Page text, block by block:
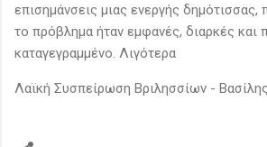
επισημάνσεις μιας ενεργής δημότισσας,
το πρόβλημα ήταν εμφανές, διαρκές και
καταγεγραμμένο. Λιγότερα
Λαϊκή Συσπείρωση Βριλησσίων -